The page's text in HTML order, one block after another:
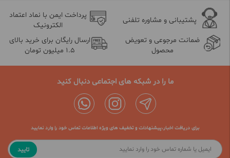
پشتیبانی و مشاوره تلفنی
پرداخت ایمن با نماد اعتماد
الکترونیک
ضمانت مرجوعی و تعویض
محصول
ارسال رایگان برای خرید بالای
1.5 میلیون تومان
ما را در شبکه های اجتماعی دنبال کنید
برای دریافت اخبار،پیشنهادات و تخفیف های ویژه اطلاعات تماس خود را وارد نمایید
تایید